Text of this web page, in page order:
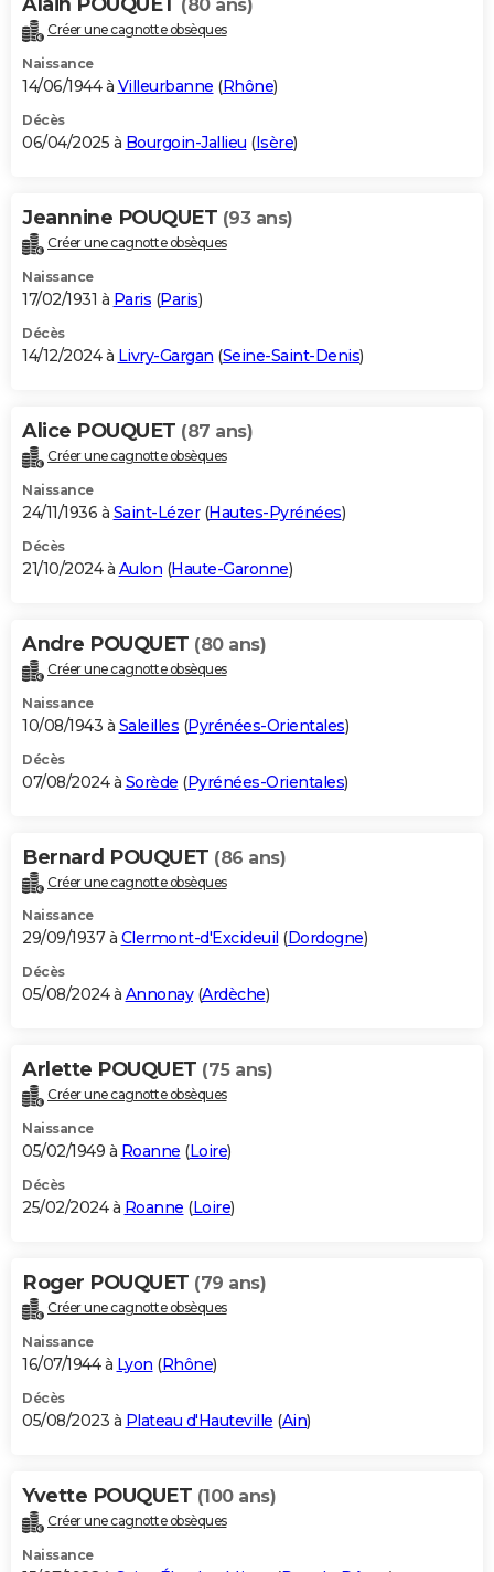
(80 ans)
Créer une cagnotte obsèques
Naissance
14/06/1944 à Villeurbanne (Rhône)
Décès
06/04/2025 à Bourgoin-Jallieu (Isère)
Jeannine POUQUET (93 ans)
Créer une cagnotte obsèques
Naissance
17/02/1931 à Paris (Paris)
Décès
14/12/2024 à Livry-Gargan (Seine-Saint-Denis)
Alice POUQUET (87 ans)
Créer une cagnotte obsèques
Naissance
24/11/1936 à Saint-Lézer(Hautes-Pyrénées)
Décès
21/10/2024 à Aulon (Haute-Garonne)
Andre POUQUET (80 ans)
Créer une cagnotte obsèques
Naissance
10/08/1943 à Saleilles (Pyrénées-Orientales)
Décès
07/08/2024 à Sorède (Pyrénées-Orientales)
Bernard POUQUET (86 ans)
Créer une cagnotte obsèques
Naissance
29/09/1937 à Clermont-d'Excideuil (Dordogne)
Décès
05/08/2024 à Annonay(Ardèche)
Arlette POUQUET (75 ans)
Créer une cagnotte obsèques
Naissance
05/02/1949 à Roanne (Loire)
Décès
25/02/2024 à Roanne (Loire)
Roger POUQUET (79 ans)
Créer une cagnotte obsèques
Naissance
16/07/1944 à Lyon (Rhône)
Décès
05/08/2023 à Plateau d'Hauteville (Ain)
Yvette POUQUET (100 ans)
Créer une cagnotte obsèques
Naissance